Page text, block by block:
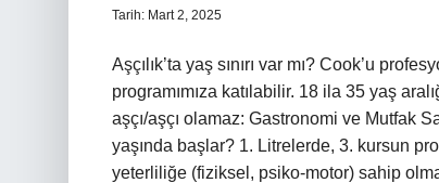
Tarih: Mart 2, 2025
Aşçılık’ta yaş sınırı var mı? Cook’u
programımıza katılabilir. 18 ila 35 yaş
aşçı/aşçı olamaz: Gastronomi ve Mutfak
yaşında başlar? 1. Litrelerde, 3. kursun
yeterliliğe (fiziksel, psiko-motor) sahip